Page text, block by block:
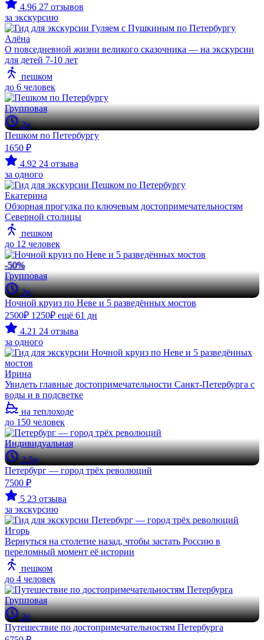
4.96 27 отзывов
за экскурсию
Алёна
О повседневной жизни великого сказочника — на экскурсии
для детей 7-10 лет
пешком
до 6 человек
Групповая
2ч
Пешком по Петербургу
1650 ₽
4.92 24 отзыва
за одного
Екатерина
Обзорная прогулка по ключевым достопримечательностям
Северной столицы
пешком
до 12 человек
-50%
Групповая
2ч
Ночной круиз по Неве и 5 разведённых мостов
2500₽ 1250₽ ещё 61 дн
4.21 24 отзыва
за одного
Ирина
Увидеть главные достопримечательности Санкт-Петербурга с
воды и в подсветке
на теплоходе
до 150 человек
Индивидуальная
2.5ч
Петербург — город трёх революций
7500 ₽
5 23 отзыва
за экскурсию
Игорь
Вернуться на столетие назад, чтобы застать Россию в
переломный момент её истории
пешком
до 4 человек
Групповая
2ч
Путешествие по достопримечательностям Петербурга